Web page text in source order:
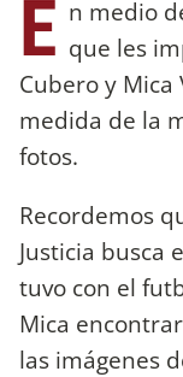
E n medio
que les
Cubero y
medida de la
fotos.
Recordemos
Justicia busca
tuvo con el
Mica
las imágenes